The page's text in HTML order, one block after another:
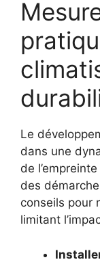
Le
dans une
de
des
conseils pour
limitant